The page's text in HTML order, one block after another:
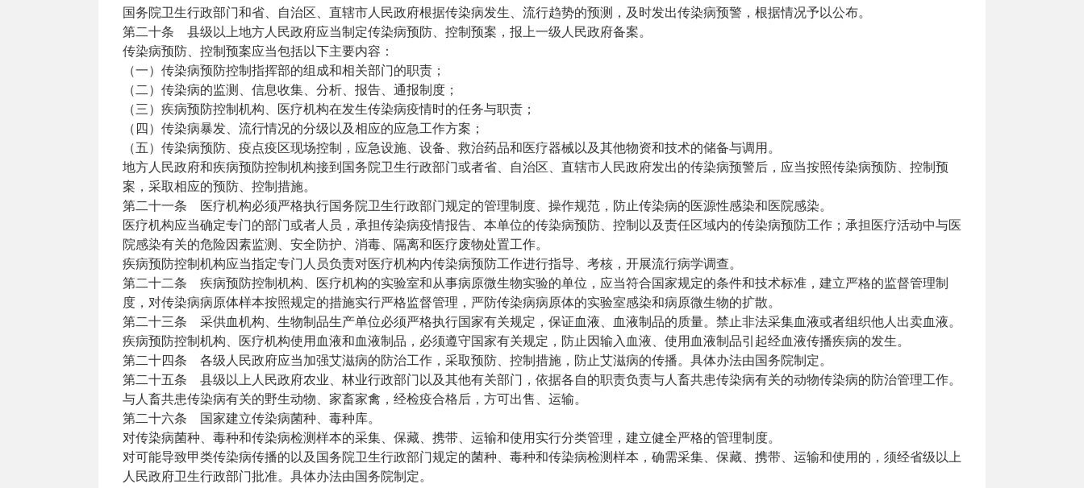
国务院卫生行政部门和省、自治区、直辖市人民政府根据传染病发生、流行趋势的预测，及时发出传染病预警，根据情况予以公布。
第二十条 县级以上地方人民政府应当制定传染病预防、控制预案，报上一级人民政府备案。
传染病预防、控制预案应当包括以下主要内容：
（一）传染病预防控制指挥部的组成和相关部门的职责；
（二）传染病的监测、信息收集、分析、报告、通报制度；
（三）疾病预防控制机构、医疗机构在发生传染病疫情时的任务与职责；
（四）传染病暴发、流行情况的分级以及相应的应急工作方案；
（五）传染病预防、疫点疫区现场控制，应急设施、设备、救治药品和医疗器械以及其他物资和技术的储备与调用。
地方人民政府和疾病预防控制机构接到国务院卫生行政部门或者省、自治区、直辖市人民政府发出的传染病预警后，应当按照传染病预防、控制预
案，采取相应的预防、控制措施。
第二十一条 医疗机构必须严格执行国务院卫生行政部门规定的管理制度、操作规范，防止传染病的医源性感染和医院感染。
医疗机构应当确定专门的部门或者人员，承担传染病疫情报告、本单位的传染病预防、控制以及责任区域内的传染病预防工作；承担医疗活动中与医
院感染有关的危险因素监测、安全防护、消毒、隔离和医疗废物处置工作。
疾病预防控制机构应当指定专门人员负责对医疗机构内传染病预防工作进行指导、考核，开展流行病学调查。
第二十二条 疾病预防控制机构、医疗机构的实验室和从事病原微生物实验的单位，应当符合国家规定的条件和技术标准，建立严格的监督管理制
度，对传染病病原体样本按照规定的措施实行严格监督管理，严防传染病病原体的实验室感染和病原微生物的扩散。
第二十三条 采供血机构、生物制品生产单位必须严格执行国家有关规定，保证血液、血液制品的质量。禁止非法采集血液或者组织他人出卖血液。
疾病预防控制机构、医疗机构使用血液和血液制品，必须遵守国家有关规定，防止因输入血液、使用血液制品引起经血液传播疾病的发生。
第二十四条 各级人民政府应当加强艾滋病的防治工作，采取预防、控制措施，防止艾滋病的传播。具体办法由国务院制定。
第二十五条 县级以上人民政府农业、林业行政部门以及其他有关部门，依据各自的职责负责与人畜共患传染病有关的动物传染病的防治管理工作。
与人畜共患传染病有关的野生动物、家畜家禽，经检疫合格后，方可出售、运输。
第二十六条 国家建立传染病菌种、毒种库。
对传染病菌种、毒种和传染病检测样本的采集、保藏、携带、运输和使用实行分类管理，建立健全严格的管理制度。
对可能导致甲类传染病传播的以及国务院卫生行政部门规定的菌种、毒种和传染病检测样本，确需采集、保藏、携带、运输和使用的，须经省级以上
人民政府卫生行政部门批准。具体办法由国务院制定。